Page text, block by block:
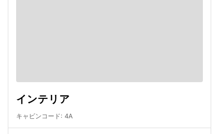
インテリア
キャビンコード: 4A